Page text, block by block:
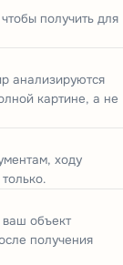
получить для
анализируются
картине, а не
ходу
объект
получения